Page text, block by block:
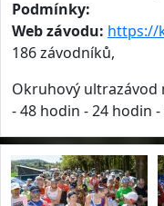
Podmínky:
Web závodu: https://
186 závodníků,
Okruhový ultrazávod
- 48 hodin - 24 hodin